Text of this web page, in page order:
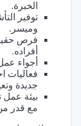
الخبرة.
توفير
وميسر.
فرص
أفراده.
أجواء
فعاليات
جديدة
بيئة عمل
مع قدر